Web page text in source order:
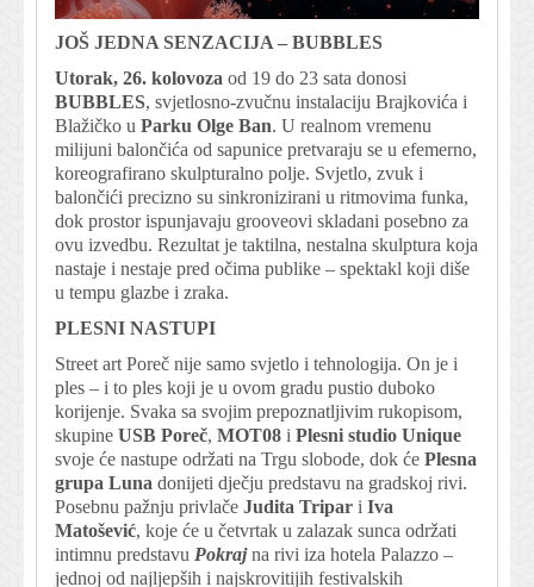
JOŠ JEDNA SENZACIJA – BUBBLES
Utorak, 26. kolovoza od 19 do 23 sata donosi
BUBBLES, svjetlosno-zvučnu instalaciju Brajkovića i
Blažičko u Parku Olge Ban. U realnom vremenu
milijuni balončića od sapunice pretvaraju se u efemerno,
koreografirano skulpturalno polje. Svjetlo, zvuk i
balončići precizno su sinkronizirani u ritmovima funka,
dok prostor ispunjavaju grooveovi skladani posebno za
ovu izvedbu. Rezultat je taktilna, nestalna skulptura koja
nastaje i nestaje pred očima publike – spektakl koji diše
u tempu glazbe i zraka.
PLESNI NASTUPI
Street art Poreč nije samo svjetlo i tehnologija. On je i
ples – i to ples koji je u ovom gradu pustio duboko
korijenje. Svaka sa svojim prepoznatljivim rukopisom,
skupine USB Poreč, MOT08 i Plesni studio Unique
svoje će nastupe održati na Trgu slobode, dok će Plesna
grupa Luna donijeti dječju predstavu na gradskoj rivi.
Posebnu pažnju privlače Judita Tripar i Iva
Matošević, koje će u četvrtak u zalazak sunca održati
intimnu predstavu Pokrajna rivi iza hotela Palazzo –
jednoj od najljepših i najskrovitijih festivalskih